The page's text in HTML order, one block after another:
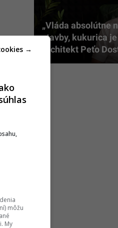
„Vláda absolútne
stavby, kukurica
architekt Peťo
môžu
My
→